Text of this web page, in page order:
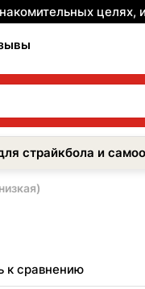
страйкбола и
к сравнению